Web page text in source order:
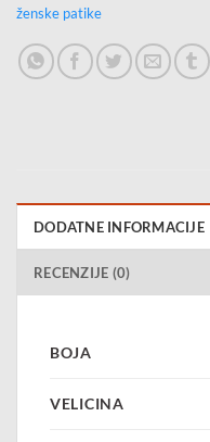
ženske patike
DODATNE INFORMACIJE
RECENZIJE (0)
BOJA
VELICINA